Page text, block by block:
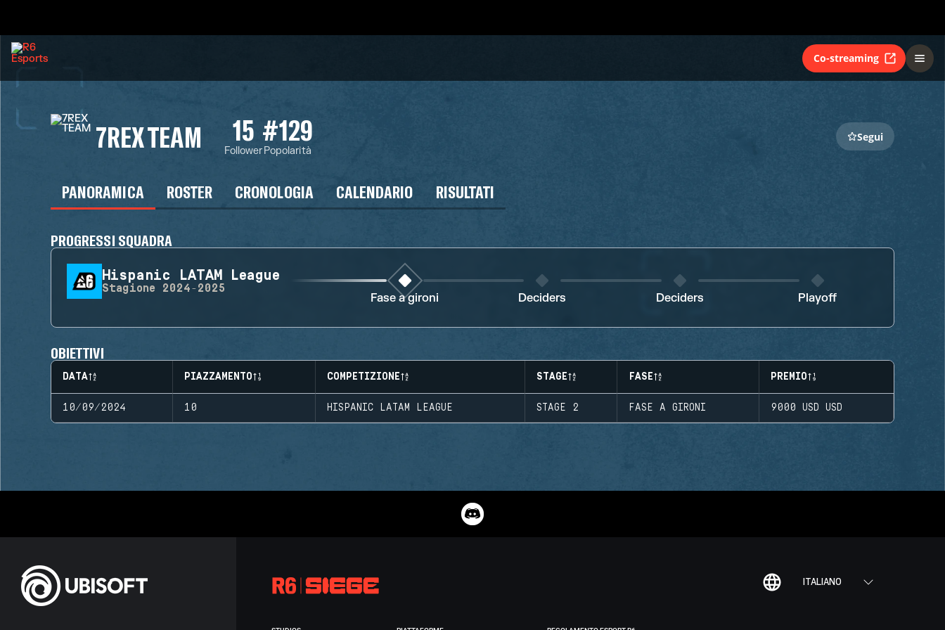
Co-streaming
7REX TEAM 15
Follower
#129
Popolarità
Segui
PANORAMICA ROSTER CRONOLOGIA CALENDARIO RISULTATI
PROGRESSI SQUADRA
Hispanic LATAM League
Stagione 2024-2025
Fase a gironi Deciders Deciders Playoff
OBIETTIVI
DATA PIAZZAMENTO COMPETIZIONE STAGE FASE PREMIO
10/09/2024 10 HISPANIC LATAM LEAGUE STAGE 2 FASE A GIRONI 9000 USD USD
ITALIANO